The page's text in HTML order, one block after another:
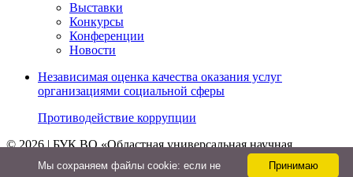
Выставки
Конкурсы
Конференции
Новости
Независимая оценка качества оказания услуг
организациями социальной сферы
Противодействие коррупции
© 2026 | БУК ВО «Областная универсальная научная
библиотека»
Принимаю
Мы cохраняем файлы cookie: если не